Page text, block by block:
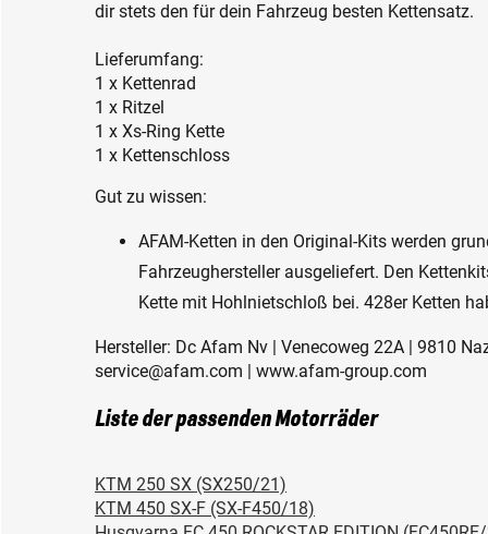
dir stets den für dein Fahrzeug besten Kettensatz.
Lieferumfang:
1 x Kettenrad
1 x Ritzel
1 x Xs-Ring Kette
1 x Kettenschloss
Gut zu wissen:
AFAM-Ketten in den Original-Kits werden
Fahrzeughersteller ausgeliefert. Den
Kette mit Hohlnietschloß bei. 428er Ketten
Hersteller: Dc Afam Nv | Venecoweg 22A | 9810
service@afam.com | www.afam-group.com
Liste der passenden Motorräder
KTM 250 SX (SX250/21)
KTM 450 SX-F (SX-F450/18)